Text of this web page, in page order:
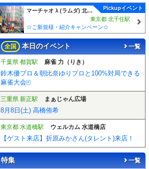
Pickupイベント
東京都 北千住駅
☆ご新規様・紹介キャンペーン☆
全国 本日のイベント 一覧
千葉県 都賀駅 麻雀 力（りき）
鈴木優プロ＆朝比奈ゆりプロと100%対局できる
麻雀大会🀄️
三重県 新正駅 まぁじゃん広場
8月8日(土) 高橋侑希
東京都 水道橋駅 ウェルカム 水道橋店
【ゲスト来店】折原みかさん(タレント)来店！
特集 一覧